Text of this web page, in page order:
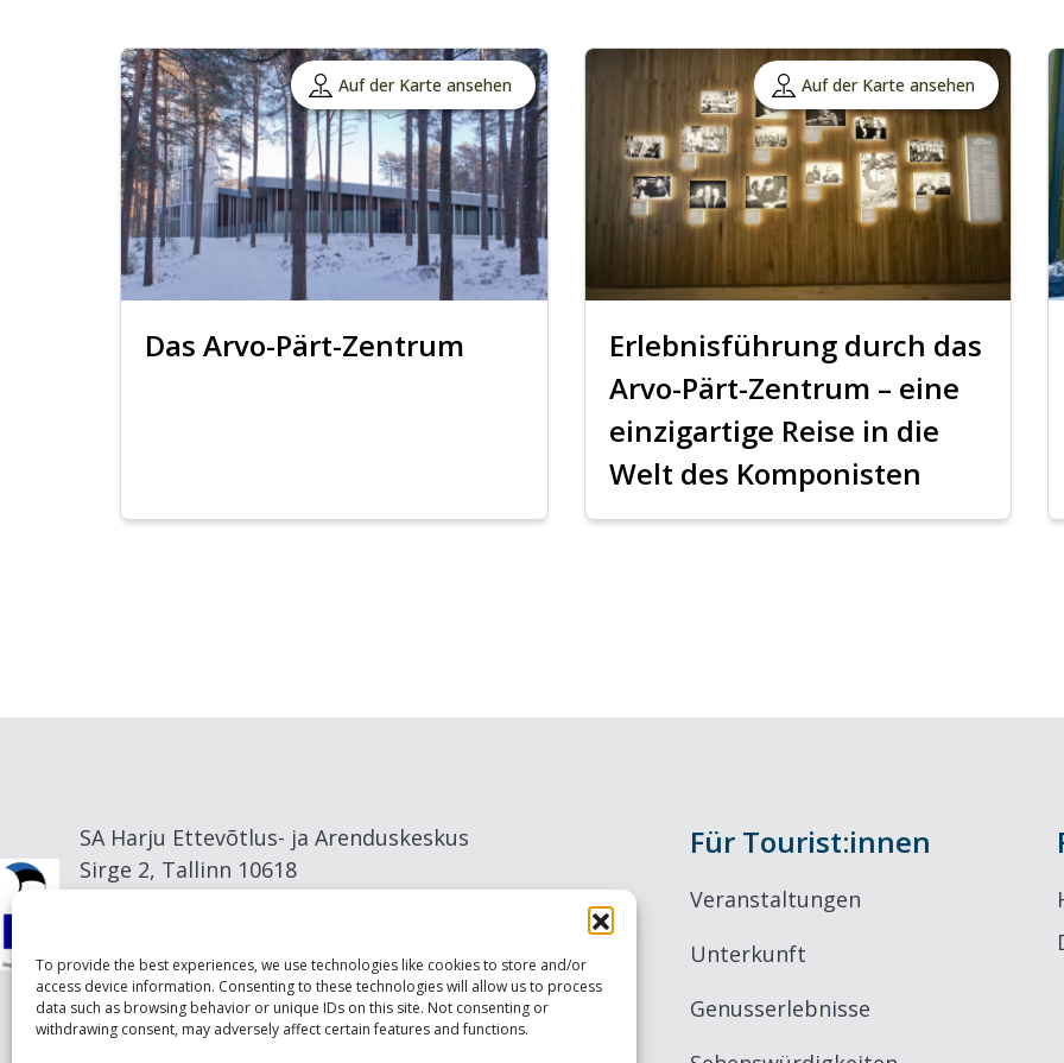
To provide the best experiences, we use technologies like cookies to store and/or
access device information. Consenting to these technologies will allow us to process
data such as browsing behavior or unique IDs on this site. Not consenting or
withdrawing consent, may adversely affect certain features and functions.
Auf der Karte ansehen
Das Arvo-Pärt-Zentrum
Auf der Karte ansehen
Erlebnisführung durch das
Arvo-Pärt-Zentrum – eine
einzigartige Reise in die
Welt des Komponisten
SA Harju Ettevõtlus- ja Arenduskeskus
Sirge 2, Tallinn 10618
Für Tourist:innen
Veranstaltungen
Unterkunft
Genusserlebnisse